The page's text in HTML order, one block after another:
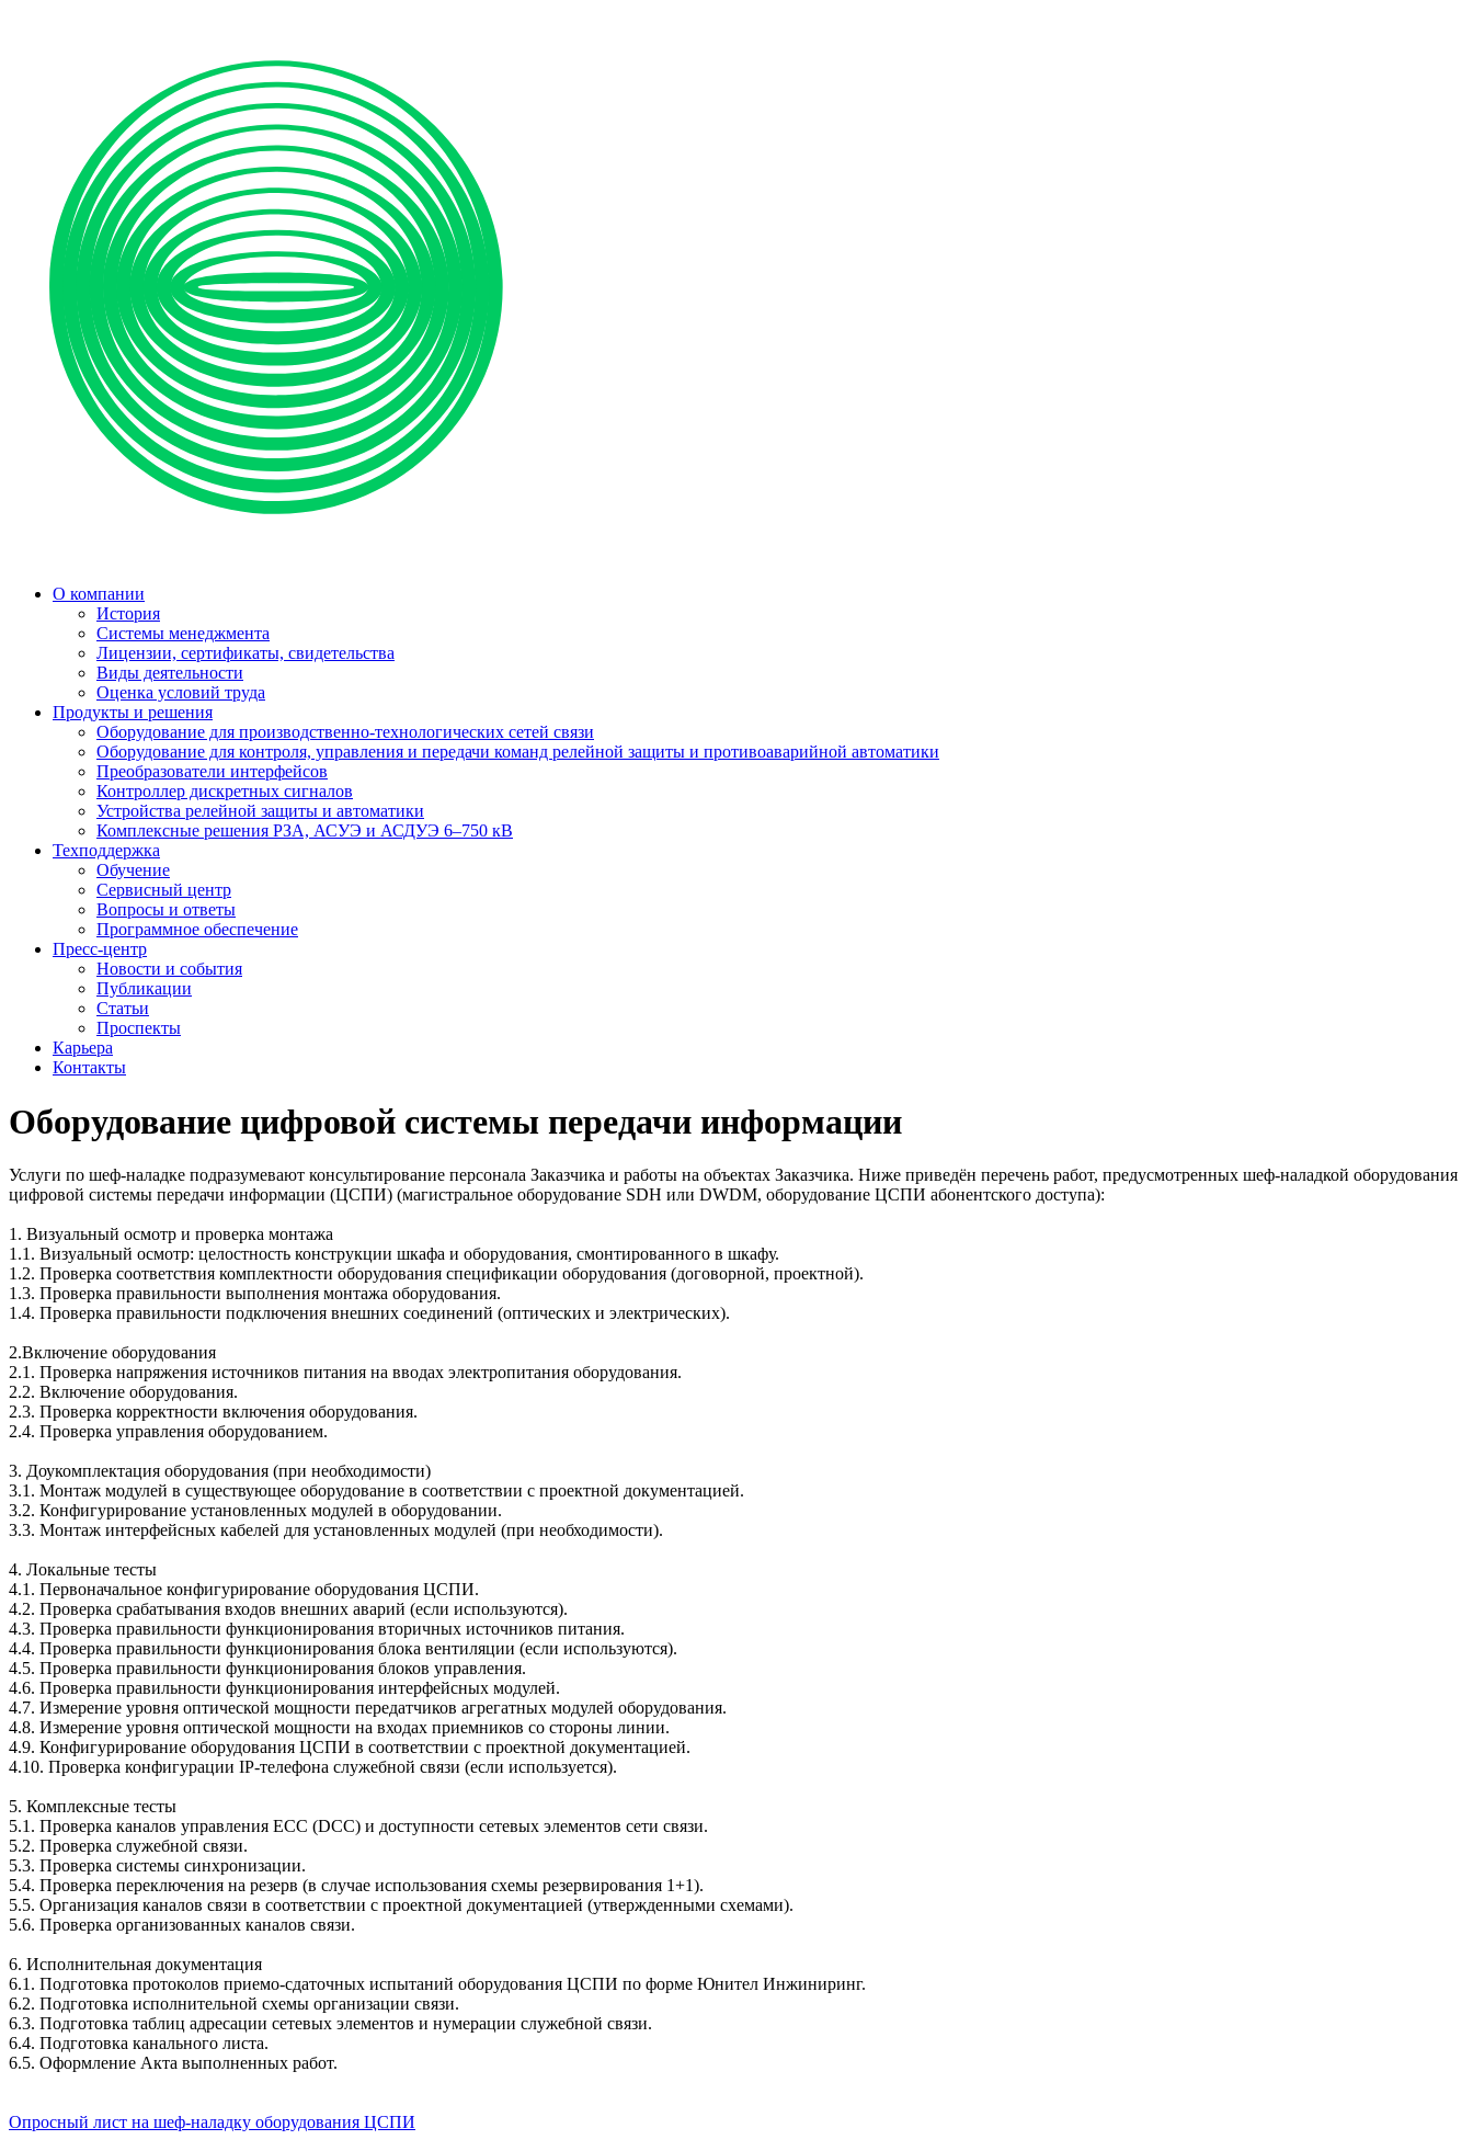
О компании
История
Системы менеджмента
Лицензии, сертификаты, свидетельства
Виды деятельности
Оценка условий труда
Продукты и решения
Оборудование для производственно-технологических сетей связи
Оборудование для контроля, управления и передачи команд релейной защиты и противоаварийной автоматики
Преобразователи интерфейсов
Контроллер дискретных сигналов
Устройства релейной защиты и автоматики
Комплексные решения РЗА, АСУЭ и АСДУЭ 6–750 кВ
Техподдержка
Обучение
Сервисный центр
Вопросы и ответы
Программное обеспечение
Пресс-центр
Новости и события
Публикации
Статьи
Проспекты
Карьера
Контакты
Оборудование цифровой системы передачи информации
Услуги по шеф-наладке подразумевают консультирование персонала Заказчика и работы на объектах Заказчика. Ниже приведён перечень работ, предусмотренных шеф-наладкой оборудования
цифровой системы передачи информации (ЦСПИ) (магистральное оборудование SDH или DWDM, оборудование ЦСПИ абонентского доступа):
1. Визуальный осмотр и проверка монтажа
1.1. Визуальный осмотр: целостность конструкции шкафа и оборудования, смонтированного в шкафу.
1.2. Проверка соответствия комплектности оборудования спецификации оборудования (договорной, проектной).
1.3. Проверка правильности выполнения монтажа оборудования.
1.4. Проверка правильности подключения внешних соединений (оптических и электрических).
2.Включение оборудования
2.1. Проверка напряжения источников питания на вводах электропитания оборудования.
2.2. Включение оборудования.
2.3. Проверка корректности включения оборудования.
2.4. Проверка управления оборудованием.
3. Доукомплектация оборудования (при необходимости)
3.1. Монтаж модулей в существующее оборудование в соответствии с проектной документацией.
3.2. Конфигурирование установленных модулей в оборудовании.
3.3. Монтаж интерфейсных кабелей для установленных модулей (при необходимости).
4. Локальные тесты
4.1. Первоначальное конфигурирование оборудования ЦСПИ.
4.2. Проверка срабатывания входов внешних аварий (если используются).
4.3. Проверка правильности функционирования вторичных источников питания.
4.4. Проверка правильности функционирования блока вентиляции (если используются).
4.5. Проверка правильности функционирования блоков управления.
4.6. Проверка правильности функционирования интерфейсных модулей.
4.7. Измерение уровня оптической мощности передатчиков агрегатных модулей оборудования.
4.8. Измерение уровня оптической мощности на входах приемников со стороны линии.
4.9. Конфигурирование оборудования ЦСПИ в соответствии с проектной документацией.
4.10. Проверка конфигурации IP-телефона служебной связи (если используется).
5. Комплексные тесты
5.1. Проверка каналов управления ЕСС (DCC) и доступности сетевых элементов сети связи.
5.2. Проверка служебной связи.
5.3. Проверка системы синхронизации.
5.4. Проверка переключения на резерв (в случае использования схемы резервирования 1+1).
5.5. Организация каналов связи в соответствии с проектной документацией (утвержденными схемами).
5.6. Проверка организованных каналов связи.
6. Исполнительная документация
6.1. Подготовка протоколов приемо-сдаточных испытаний оборудования ЦСПИ по форме Юнител Инжиниринг.
6.2. Подготовка исполнительной схемы организации связи.
6.3. Подготовка таблиц адресации сетевых элементов и нумерации служебной связи.
6.4. Подготовка канального листа.
6.5. Оформление Акта выполненных работ.
Опросный лист на шеф-наладку оборудования ЦСПИ